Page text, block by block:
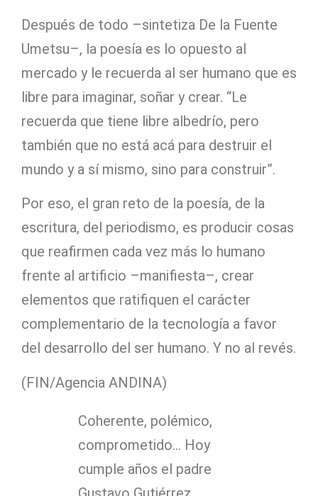
Después de todo –sintetiza De la Fuente
Umetsu–, la poesía es lo opuesto al
mercado y le recuerda al ser humano que es
libre para imaginar, soñar y crear. “Le
recuerda que tiene libre albedrío, pero
también que no está acá para destruir el
mundo y a sí mismo, sino para construir”.
Por eso, el gran reto de la poesía, de la
escritura, del periodismo, es producir cosas
que reafirmen cada vez más lo humano
frente al artificio –manifiesta–, crear
elementos que ratifiquen el carácter
complementario de la tecnología a favor
del desarrollo del ser humano. Y no al revés.
(FIN/Agencia ANDINA)
Coherente, polémico,
comprometido… Hoy
cumple años el padre